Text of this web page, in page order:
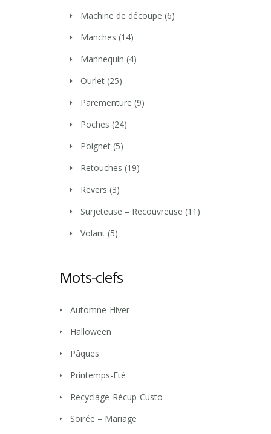
Machine de découpe (6)
Manches (14)
Mannequin (4)
Ourlet (25)
Parementure (9)
Poches (24)
Poignet (5)
Retouches (19)
Revers (3)
Surjeteuse – Recouvreuse (11)
Volant (5)
Mots-clefs
Automne-Hiver
Halloween
Pâques
Printemps-Eté
Recyclage-Récup-Custo
Soirée – Mariage